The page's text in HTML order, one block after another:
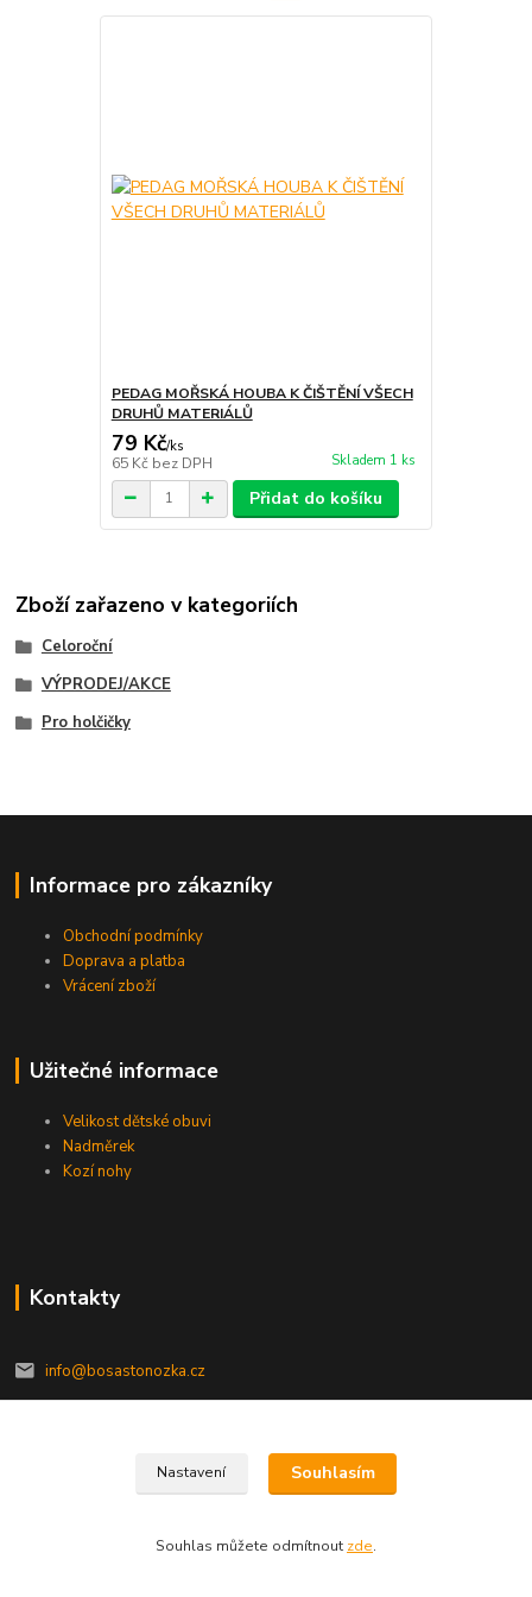
PEDAG MOŘSKÁ HOUBA K ČIŠTĚNÍ VŠECH
DRUHŮ MATERIÁLŮ
79 Kč/ks
65 Kč bez DPH Skladem 1 ks
Přidat do košíku
Zboží zařazeno v kategoriích
Celoroční
VÝPRODEJ/AKCE
Pro holčičky
Informace pro zákazníky
Obchodní podmínky
Doprava a platba
Vrácení zboží
Užitečné informace
Velikost dětské obuvi
Nadměrek
Kozí nohy
Kontakty
info@bosastonozka.cz
2020© bosastonozka.cz, všechna práva vyhrazena
Nastavení Souhlasím
Souhlas můžete odmítnout zde.